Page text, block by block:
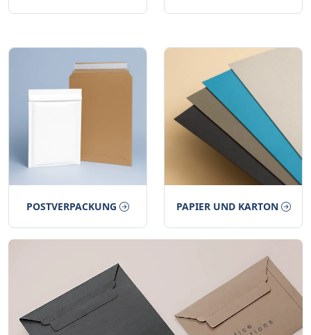
POSTVERPACKUNG PAPIER UND KARTON